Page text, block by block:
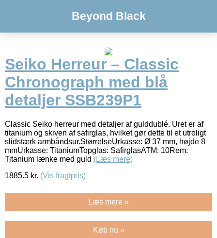
Beyond Black
Seiko Herreur – Classic
Chronograph med blå
detaljer SSB239P1
Classic Seiko herreur med detaljer af gulddublé. Uret er af
titanium og skiven af safirglas, hvilket gør dette til et utroligt
slidstærk armbåndsur.StørrelseUrkasse: Ø 37 mm, højde 8
mmUrkasse: TitaniumTopglas: SafirglasATM: 10Rem:
Titanium lænke med guld (Læs mere)
1885.5 kr. (Vis fragtpris)
Læs mere »
Køb nu »